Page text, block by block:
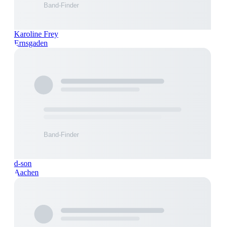
Karoline Frey
Ernsgaden
d-son
Aachen